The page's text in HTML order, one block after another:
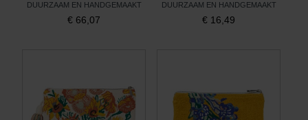
DUURZAAM EN HANDGEMAAKT
€ 66,07
DUURZAAM EN HANDGEMAAKT
€ 16,49